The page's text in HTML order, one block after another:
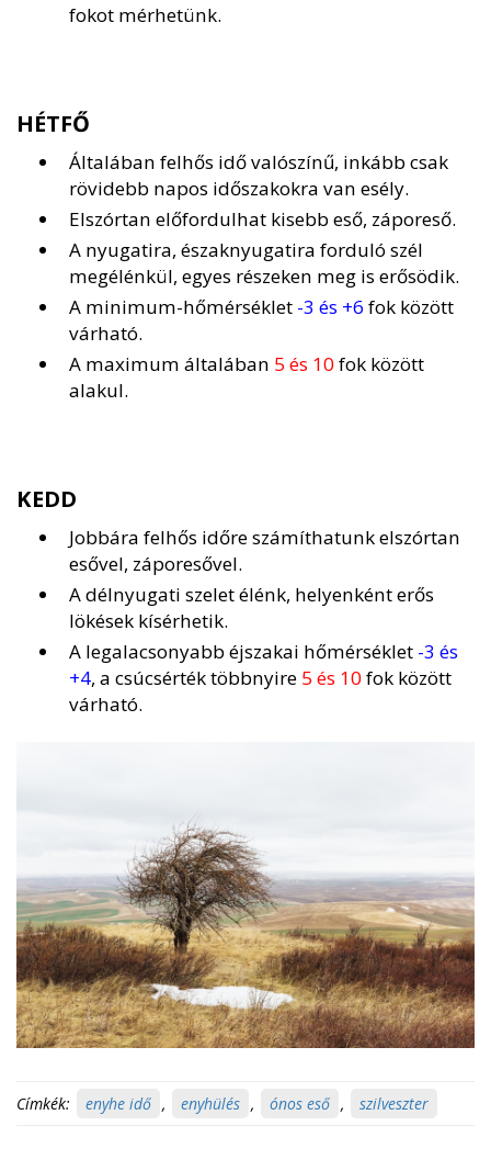
fokot mérhetünk.
HÉTFŐ
Általában felhős idő valószínű, inkább csak
rövidebb napos időszakokra van esély.
Elszórtan előfordulhat kisebb eső, záporeső.
A nyugatira, északnyugatira forduló szél
megélénkül, egyes részeken meg is erősödik.
A minimum-hőmérséklet -3 és +6 fok között
várható.
A maximum általában 5 és 10fok között
alakul.
KEDD
Jobbára felhős időre számíthatunk elszórtan
esővel, záporesővel.
A délnyugati szelet élénk, helyenként erős
lökések kísérhetik.
A legalacsonyabb éjszakai hőmérséklet -3 és
+4, a csúcsérték többnyire 5 és 10fok között
várható.
Címkék: enyhe idő , enyhülés , ónos eső , szilveszter